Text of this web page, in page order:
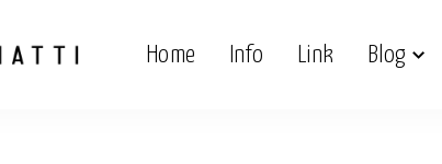
Home Info Link Blog